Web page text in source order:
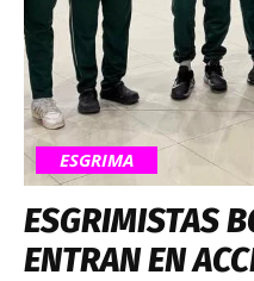
ESGRIMA
ESGRIMISTAS
ENTRAN EN